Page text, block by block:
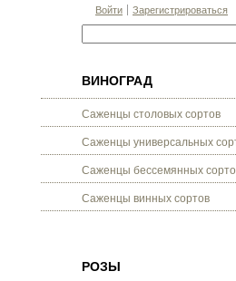
Войти Зарегистрироваться
ВИНОГРАД
Саженцы столовых сортов
Саженцы универсальных
Саженцы бессемянных
Саженцы винных сортов
РОЗЫ